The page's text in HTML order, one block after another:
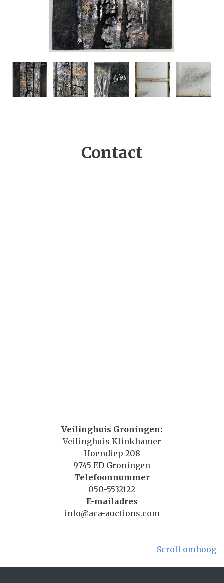
Contact
Veilinghuis Groningen:
Veilinghuis Klinkhamer
Hoendiep 208
9745 ED Groningen
Telefoonnummer
050-5532122
E-mailadres
info@aca-auctions.com
Scroll omhoog